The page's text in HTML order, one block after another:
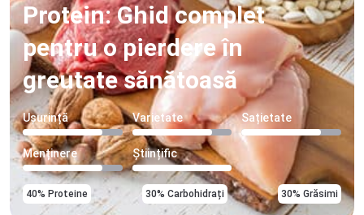
Protein: Ghid complet
pentru o pierdere în
greutate sănătoasă
Ușurință Varietate Sațietate
Menținere Științific
40% Proteine 30% Carbohidrați 30% Grăsimi